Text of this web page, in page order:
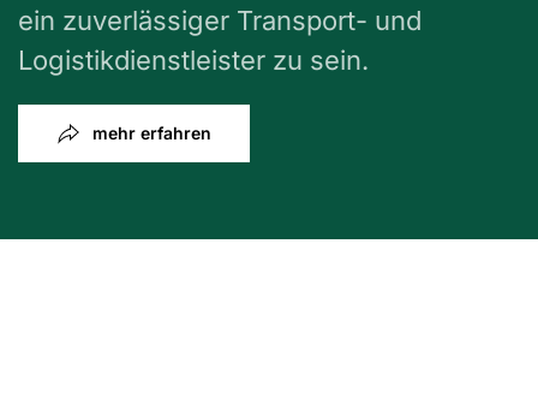
ein zuverlässiger Transport- und
Logistikdienstleister zu sein.
mehr erfahren